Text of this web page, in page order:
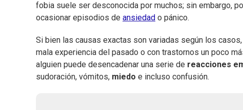
fobia suele ser desconocida por muchos; sin embargo,
ocasionar episodios de ansiedad o pánico.
Si bien las causas exactas son variadas según los
mala experiencia del pasado o con trastornos un poco
alguien puede desencadenar una serie de reacciones
sudoración, vómitos, miedo e incluso confusión.